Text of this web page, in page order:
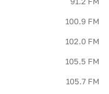
100.9 FM
102.0 FM
105.5 FM
105.7 FM